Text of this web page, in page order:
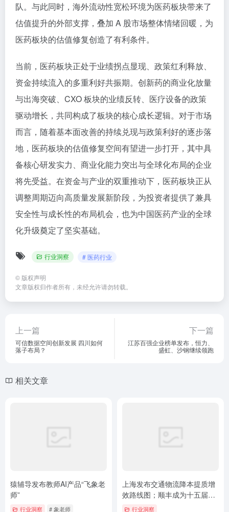
队。与此同时，海外流动性宽松环境为医药板块带来了
估值提升的外部支撑，叠加 A 股市场整体情绪回暖，为
医药板块的估值修复创造了有利条件。
当前，医药板块正处于业绩拐点显现、政策红利释放、
资金持续流入的多重利好共振期。创新药的商业化放量
与出海突破、CXO 板块的业绩反转、医疗设备的政策
驱动增长，共同构成了板块的核心成长逻辑。对于市场
而言，随着基本面改善的持续兑现与政策利好的逐步落
地，医药板块的估值修复空间有望进一步打开，其中具
备核心研发实力、商业化能力突出与全球化布局的企业
将先受益。在资金与产业的双重推动下，医药板块正从
调整周期迈向高质量发展新阶段，为投资者提供了兼具
安全性与成长性的布局机会，也为中国医药产业的全球
化升级奠定了坚实基础。
行业洞察 # 医药行业
© 版权声明
文章版权归作者所有，未经允许请勿转载。
上一篇
可信数据空间创新发展 四川如何
落子布局？
下一篇
江苏百强企业榜单发布，恒力、
盛虹、沙钢继续领跑
相关文章
猿辅导发布教师AI产品“飞象老
师”
行业洞察 # 象老师
上海发布交通物流降本提质增
效路线图；顺丰成为十五届全
运会唯一物流类支持企业
行业洞察